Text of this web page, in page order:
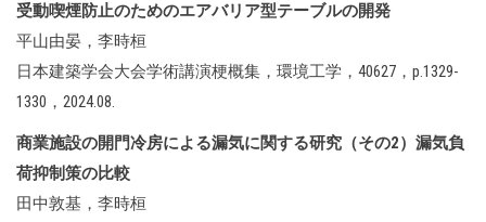
受動喫煙防止のためのエアバリア型テーブルの開発
平山由晏，李時桓
日本建築学会大会学術講演梗概集，環境工学，40627，p.1329-
1330，2024.08.
商業施設の開門冷房による漏気に関する研究（その2）漏気負
荷抑制策の比較
田中敦基，李時桓